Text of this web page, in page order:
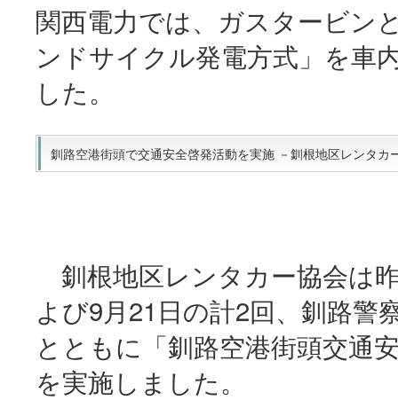
関西電力では、ガスタービン
ンドサイクル発電方式」を車
した。
釧路空港街頭で交通安全啓発活動を実施 －釧根地区レンタカ
釧根地区レンタカー協会は
よび9月21日の計2回、釧路警
とともに「釧路空港街頭交通
を実施しました。